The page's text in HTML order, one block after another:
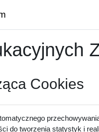
Cookies
do tworzenia statystyk i